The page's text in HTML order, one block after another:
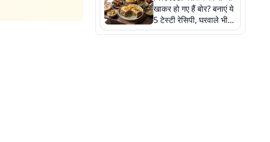
खाकर हो गए हैं बोर? बनाएं ये
5 टेस्टी रेसिपी, घरवाले भी
मांगेंगे बार-बार